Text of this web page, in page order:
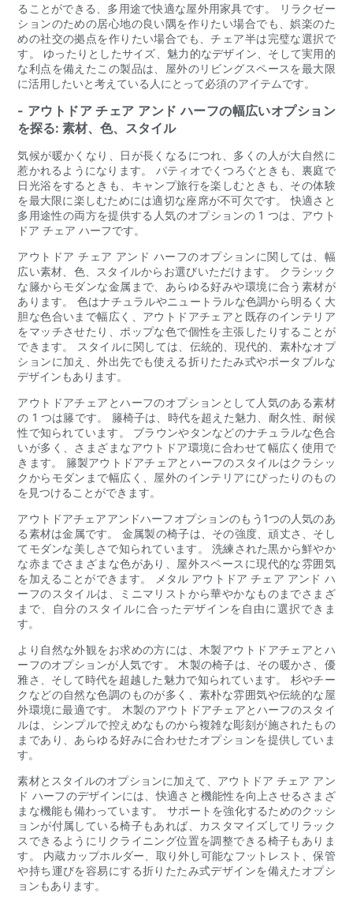
ることができる、多用途で快適な屋外用家具です。 リラクゼー
ションのための居心地の良い隅を作りたい場合でも、娯楽のた
めの社交の拠点を作りたい場合でも、チェア半は完璧な選択で
す。 ゆったりとしたサイズ、魅力的なデザイン、そして実用的
な利点を備えたこの製品は、屋外のリビングスペースを最大限
に活用したいと考えている人にとって必須のアイテムです。
- アウトドア チェア アンド ハーフの幅広いオプション
を探る: 素材、色、スタイル
気候が暖かくなり、日が長くなるにつれ、多くの人が大自然に
惹かれるようになります。 パティオでくつろぐときも、裏庭で
日光浴をするときも、キャンプ旅行を楽しむときも、その体験
を最大限に楽しむためには適切な座席が不可欠です。 快適さと
多用途性の両方を提供する人気のオプションの 1 つは、アウト
ドア チェア ハーフです。
アウトドア チェア アンド ハーフのオプションに関しては、幅
広い素材、色、スタイルからお選びいただけます。 クラシック
な籐からモダンな金属まで、あらゆる好みや環境に合う素材が
あります。 色はナチュラルやニュートラルな色調から明るく大
胆な色合いまで幅広く、アウトドアチェアと既存のインテリア
をマッチさせたり、ポップな色で個性を主張したりすることが
できます。 スタイルに関しては、伝統的、現代的、素朴なオプ
ションに加え、外出先でも使える折りたたみ式やポータブルな
デザインもあります。
アウトドアチェアとハーフのオプションとして人気のある素材
の 1 つは籐です。 籐椅子は、時代を超えた魅力、耐久性、耐候
性で知られています。 ブラウンやタンなどのナチュラルな色合
いが多く、さまざまなアウトドア環境に合わせて幅広く使用で
きます。 籐製アウトドアチェアとハーフのスタイルはクラシッ
クからモダンまで幅広く、屋外のインテリアにぴったりのもの
を見つけることができます。
アウトドアチェアアンドハーフオプションのもう1つの人気のあ
る素材は金属です。 金属製の椅子は、その強度、頑丈さ、そし
てモダンな美しさで知られています。 洗練された黒から鮮やか
な赤までさまざまな色があり、屋外スペースに現代的な雰囲気
を加えることができます。 メタル アウトドア チェア アンド ハ
ーフのスタイルは、ミニマリストから華やかなものまでさまざ
まで、自分のスタイルに合ったデザインを自由に選択できま
す。
より自然な外観をお求めの方には、木製アウトドアチェアとハ
ーフのオプションが人気です。 木製の椅子は、その暖かさ、優
雅さ、そして時代を超越した魅力で知られています。 杉やチー
クなどの自然な色調のものが多く、素朴な雰囲気や伝統的な屋
外環境に最適です。 木製のアウトドアチェアとハーフのスタイ
ルは、シンプルで控えめなものから複雑な彫刻が施されたもの
まであり、あらゆる好みに合わせたオプションを提供していま
す。
素材とスタイルのオプションに加えて、アウトドア チェア アン
ド ハーフのデザインには、快適さと機能性を向上させるさまざ
まな機能も備わっています。 サポートを強化するためのクッシ
ョンが付属している椅子もあれば、カスタマイズしてリラック
スできるようにリクライニング位置を調整できる椅子もありま
す。 内蔵カップホルダー、取り外し可能なフットレスト、保管
や持ち運びを容易にする折りたたみ式デザインを備えたオプシ
ョンもあります。